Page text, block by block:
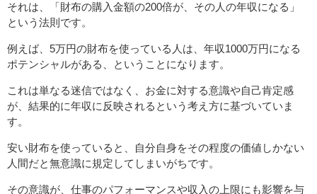
それは、「財布の購入金額の200倍が、その人の年収になる」
という法則です。
例えば、5万円の財布を使っている人は、年収1000万円になる
ポテンシャルがある、ということになります。
これは単なる迷信ではなく、お金に対する意識や自己肯定感
が、結果的に年収に反映されるという考え方に基づいていま
す。
安い財布を使っていると、自分自身をその程度の価値しかない
人間だと無意識に規定してしまいがちです。
その意識が、仕事のパフォーマンスや収入の上限にも影響を与